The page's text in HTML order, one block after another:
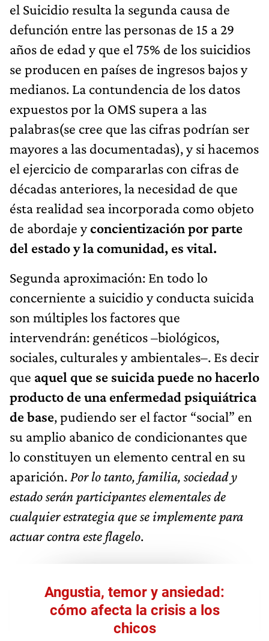
el Suicidio resulta la segunda causa de
defunción entre las personas de 15 a 29
años de edad y que el 75% de los suicidios
se producen en países de ingresos bajos y
medianos. La contundencia de los datos
expuestos por la OMS supera a las
palabras(se cree que las cifras podrían ser
mayores a las documentadas), y si hacemos
el ejercicio de compararlas con cifras de
décadas anteriores, la necesidad de que
ésta realidad sea incorporada como objeto
de abordaje yconcientización por parte
del estado y la comunidad, es vital.
Segunda aproximación: En todo lo
concerniente a suicidio y conducta suicida
son múltiples los factores que
intervendrán: genéticos –biológicos,
sociales, culturales y ambientales–. Es decir
que aquel que se suicida puede no hacerlo
producto de una enfermedad psiquiátrica
de base, pudiendo ser el factor “social” en
su amplio abanico de condicionantes que
lo constituyen un elemento central en su
aparición. Por lo tanto, familia, sociedad y
estado serán participantes elementales de
cualquier estrategia que se implemente para
actuar contra este flagelo.
Angustia, temor y ansiedad:
cómo afecta la crisis a los
chicos